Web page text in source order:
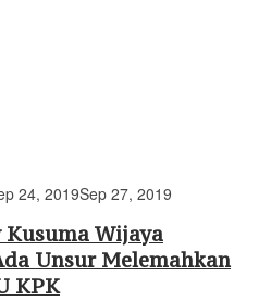
24, 2019Sep 27, 2019
Wijaya
Unsur Melemahkan
KPK